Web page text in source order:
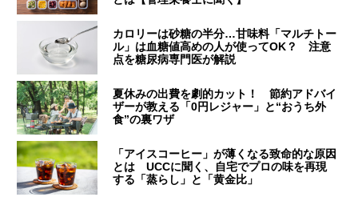
カロリーは砂糖の半分…甘味料「マルチトー
ル」は血糖値高めの人が使ってOK？ 注意
点を糖尿病専門医が解説
夏休みの出費を劇的カット！ 節約アドバイ
ザーが教える「0円レジャー」と“おうち外
食”の裏ワザ
「アイスコーヒー」が薄くなる致命的な原因
とは UCCに聞く、自宅でプロの味を再現
する「蒸らし」と「黄金比」